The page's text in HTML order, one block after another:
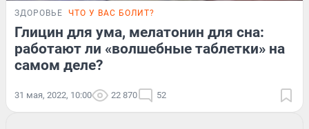
ЗДОРОВЬЕ ЧТО У ВАС БОЛИТ?
Глицин для ума, мелатонин для сна:
работают ли «волшебные таблетки» на
самом деле?
31 мая, 2022, 10:00 22 870 52